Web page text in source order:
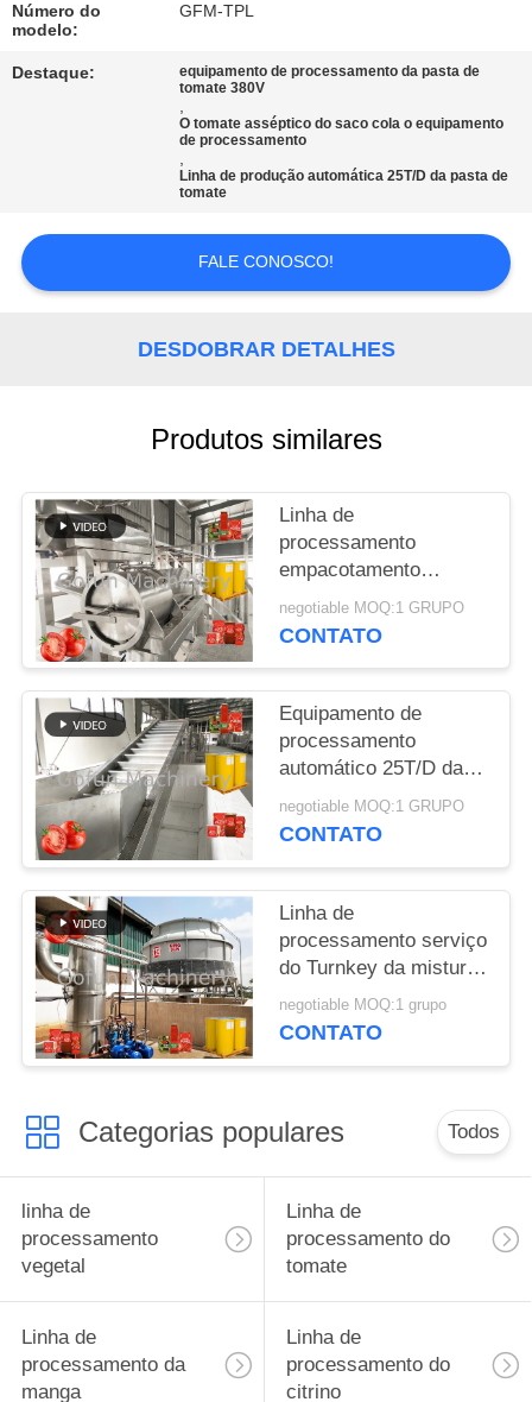
CONTROLE
DA
QUALIDADE
CONTACTE-
NOS
UMAS
CITAÇÕES
MAPA
DO
SITE
POLÍTICA
DE
PRIVACIDADE
Número do
modelo:
GFM-TPL
Destaque:
equipamento de processamento da pasta de
tomate 380V
,
O tomate asséptico do saco cola o equipamento
de processamento
,
Linha de produção automática 25T/D da pasta de
tomate
FALE CONOSCO!
DESDOBRAR DETALHES
Produtos similares
Linha de
processamento
empacotamento
asséptico da ketchup
de tomate de SS304
negotiable MOQ:1 GRUPO
CONTATO
Equipamento de
processamento
automático 25T/D da
pasta de tomate do
saco asséptico 380V
negotiable MOQ:1 GRUPO
CONTATO
Linha de
processamento serviço
do Turnkey da mistura
da ketchup de tomate
100T/D da parada de
negotiable MOQ:1 grupo
CONTATO
Categorias populares Todos
linha de
processamento
vegetal
Linha de
processamento do
tomate
Linha de
processamento da
manga
Linha de
processamento do
citrino